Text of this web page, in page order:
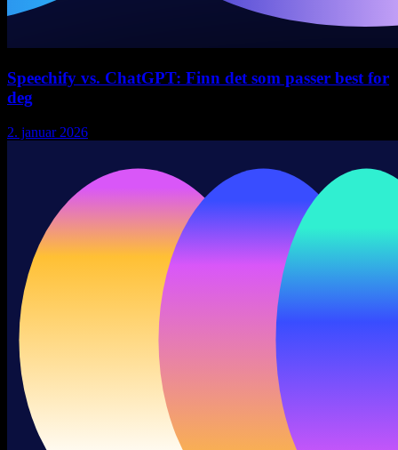
Speechify vs. ChatGPT: Finn det som passer best for
deg
2. januar 2026